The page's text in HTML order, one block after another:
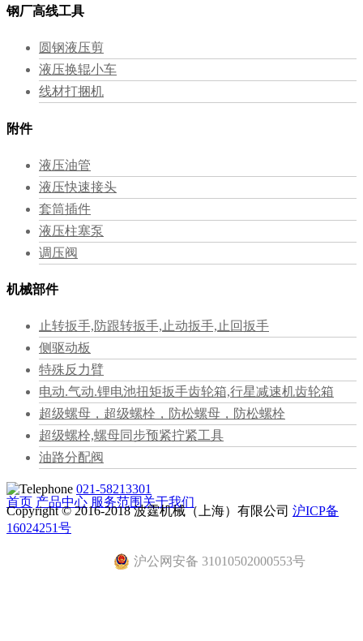
钢厂高线工具
圆钢液压剪
液压换辊小车
线材打捆机
附件
液压油管
液压快速接头
套筒插件
液压柱塞泵
调压阀
机械部件
止转扳手,防跟转扳手,止动扳手,止回扳手
侧驱动板
特殊反力臂
电动.气动.锂电池扭矩扳手齿轮箱,行星减速机齿轮箱
超级螺母，超级螺栓，防松螺母，防松螺栓
超级螺栓,螺母同步预紧拧紧工具
油路分配阀
021-58213301
首页 产品中心 服务范围关于我们
Copyright © 2016-2018 波霆机械（上海）有限公司 沪ICP备
16024251号
沪公网安备 31010502000553号